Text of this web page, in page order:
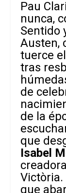
Pau
nunca,
Sentido
Austen,
tuerce
tras
de
de la
que
Isabel
que